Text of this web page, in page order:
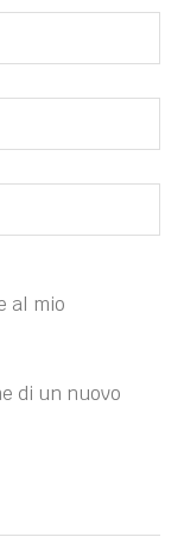
al mio
di un nuovo